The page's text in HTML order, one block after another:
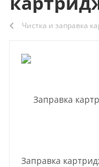
Чистка и заправка
Заправка